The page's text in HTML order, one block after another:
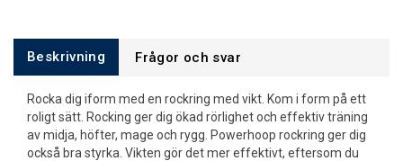
Beskrivning Frågor och svar
Rocka dig iform med en rockring med vikt. Kom i form på ett
roligt sätt. Rocking ger dig ökad rörlighet och effektiv träning
av midja, höfter, mage och rygg. Powerhoop rockring ger dig
också bra styrka. Vikten gör det mer effektivt, eftersom du